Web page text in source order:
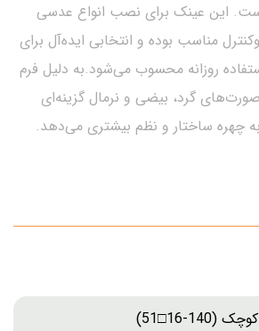
این عینک برای نصب انواع عدسی
مناسب بوده و انتخابی ایده‌آل برای
روزانه محسوب می‌شود.به دلیل فرم
گرد، بیضی و نرمال گزینه‌ای
چهره ساختار و نظم بیشتری می‌دهد.
16□51)